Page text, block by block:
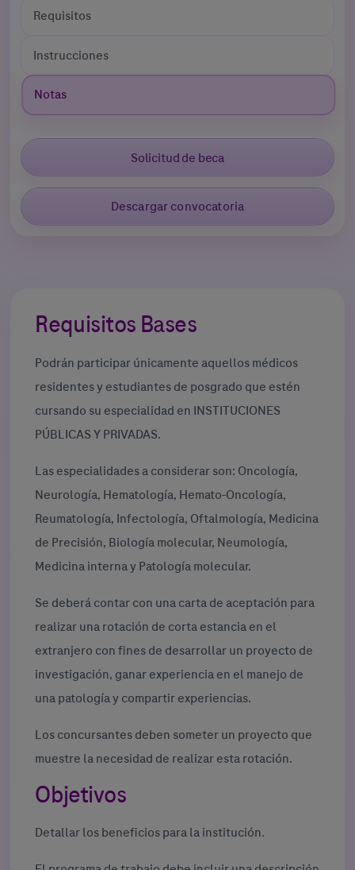
Requisitos
Instrucciones
Notas
Solicitud de beca
Descargar convocatoria
Requisitos Bases
Podrán participar únicamente aquellos médicos
residentes y estudiantes de posgrado que estén
cursando su especialidad en INSTITUCIONES
PÚBLICAS Y PRIVADAS.
Las especialidades a considerar son: Oncología,
Neurología, Hematología, Hemato-Oncología,
Reumatología, Infectología, Oftalmología, Medicina
de Precisión, Biología molecular, Neumología,
Medicina interna y Patología molecular.
Se deberá contar con una carta de aceptación para
realizar una rotación de corta estancia en el
extranjero con fines de desarrollar un proyecto de
investigación, ganar experiencia en el manejo de
una patología y compartir experiencias.
Los concursantes deben someter un proyecto que
muestre la necesidad de realizar esta rotación.
Objetivos
Detallar los beneficios para la institución.